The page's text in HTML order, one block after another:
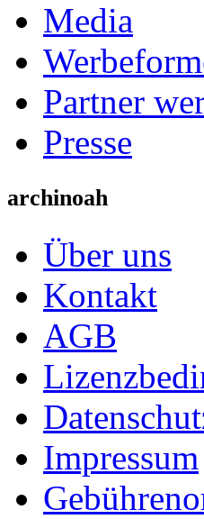
Media
Partner
Presse
archinoah
Über uns
Kontakt
AGB
Impressum